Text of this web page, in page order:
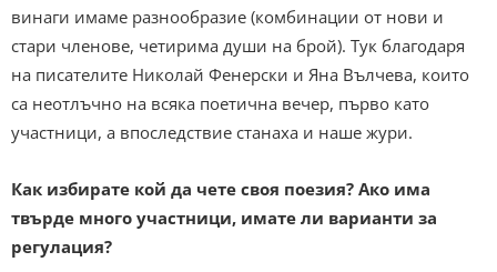
винаги имаме разнообразие (комбинации от нови и
стари членове, четирима души на брой). Тук благодаря
на писателите Николай Фенерски и Яна Вълчева, които
са неотлъчно на всяка поетична вечер, първо като
участници, а впоследствие станаха и наше жури.
Как избирате кой да чете своя поезия? Ако има
твърде много участници, имате ли варианти за
регулация?